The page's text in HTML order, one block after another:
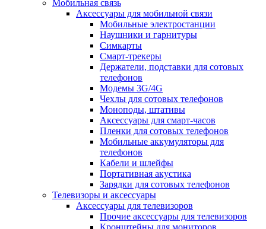
Мобильная связь
Аксессуары для мобильной связи
Мобильные электростанции
Наушники и гарнитуры
Симкарты
Смарт-трекеры
Держатели, подставки для сотовых
телефонов
Модемы 3G/4G
Чехлы для сотовых телефонов
Моноподы, штативы
Аксессуары для смарт-часов
Пленки для сотовых телефонов
Мобильные аккумуляторы для
телефонов
Кабели и шлейфы
Портативная акустика
Зарядки для сотовых телефонов
Телевизоры и аксессуары
Аксессуары для телевизоров
Прочие аксессуары для телевизоров
Кронштейны для мониторов